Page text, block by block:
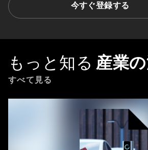
今すぐ登録する
もっと知る 産業
すべて見る